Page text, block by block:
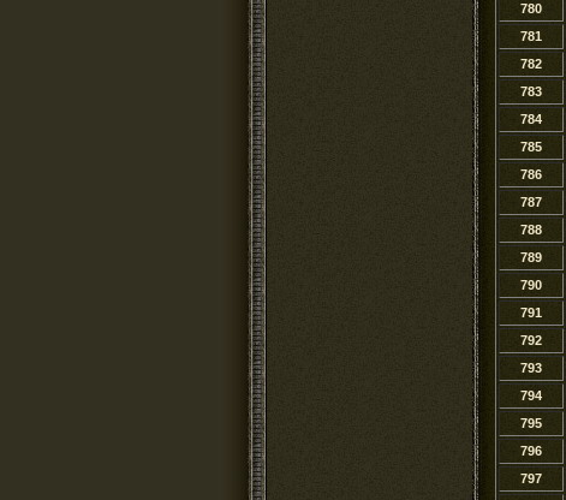
780
781
782
783
784
785
786
787
788
789
790
791
792
793
794
795
796
797